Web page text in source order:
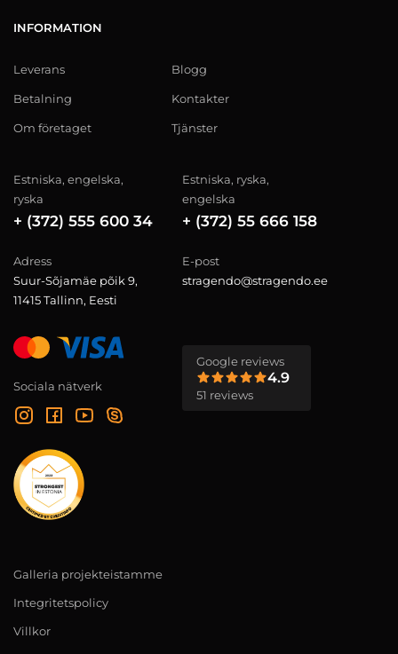
INFORMATION
Leverans
Betalning
Om företaget
Blogg
Kontakter
Tjänster
Estniska, engelska,
ryska
+ (372) 555 600 34
Estniska, ryska,
engelska
+ (372) 55 666 158
Adress
Suur-Sõjamäe põik 9,
11415 Tallinn, Eesti
E-post
stragendo@stragendo.ee
Sociala nätverk
Google reviews
4.9
51 reviews
Galleria projekteistamme
Integritetspolicy
Villkor